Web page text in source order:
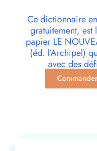
Ce dictionnaire
gratuitement,
papier LE
(éd. l’Archipel)
avec des